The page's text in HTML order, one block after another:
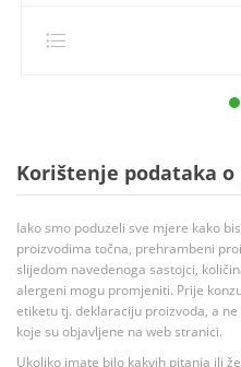
Korištenje podataka o
Iako smo poduzeli sve mjere kako
proizvodima točna, prehrambeni
slijedom navedenoga sastojci,
alergeni mogu promjeniti. Prije
etiketu tj. deklaraciju proizvoda, a
koje su objavljene na web stranici.
Ukoliko imate bilo kakvih pitanja ili